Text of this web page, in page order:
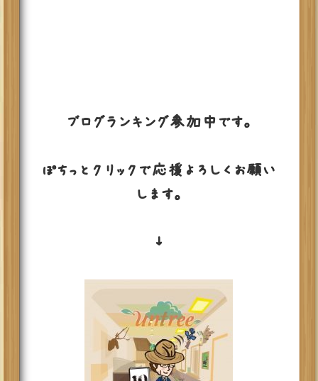
ブログランキング参加中です。
ぽちっとクリックで応援よろしくお願い
します。
↓